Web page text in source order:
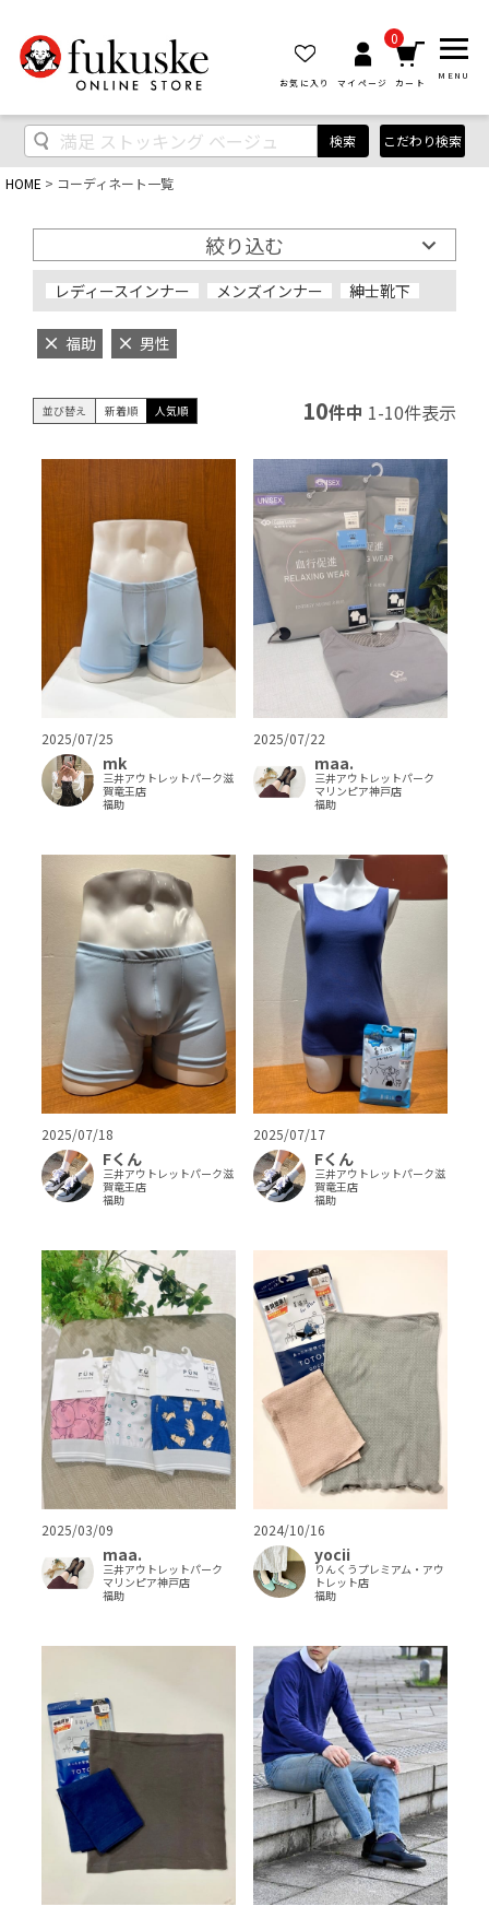
お気に入り マイページ
0
カート
MENU
検索 こだわり検索
HOME コーディネート一覧
絞り込む
レディースインナー メンズインナー 紳士靴下
福助 男性
並び替え 新着順 人気順 10件中 1-10件表示
2025/07/25
mk
三井アウトレットパーク滋
賀竜王店
福助
2025/07/22
maa.
三井アウトレットパーク
マリンピア神戸店
福助
2025/07/18
Fくん
三井アウトレットパーク滋
賀竜王店
福助
2025/07/17
Fくん
三井アウトレットパーク滋
賀竜王店
福助
2025/03/09
maa.
三井アウトレットパーク
マリンピア神戸店
福助
2024/10/16
yocii
りんくうプレミアム・アウ
トレット店
福助